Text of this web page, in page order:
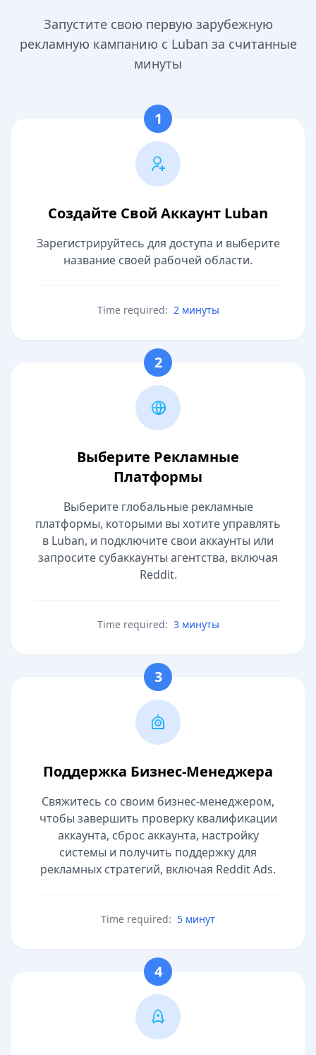
Запустите свою первую зарубежную
рекламную кампанию с Luban за считанные
минуты
1
Создайте Свой Аккаунт Luban
Зарегистрируйтесь для доступа и выберите
название своей рабочей области.
Time required: 2 минуты
2
Выберите Рекламные
Платформы
Выберите глобальные рекламные
платформы, которыми вы хотите управлять
в Luban, и подключите свои аккаунты или
запросите субаккаунты агентства, включая
Reddit.
Time required: 3 минуты
3
Поддержка Бизнес-Менеджера
Свяжитесь со своим бизнес-менеджером,
чтобы завершить проверку квалификации
аккаунта, сброс аккаунта, настройку
системы и получить поддержку для
рекламных стратегий, включая Reddit Ads.
Time required: 5 минут
4